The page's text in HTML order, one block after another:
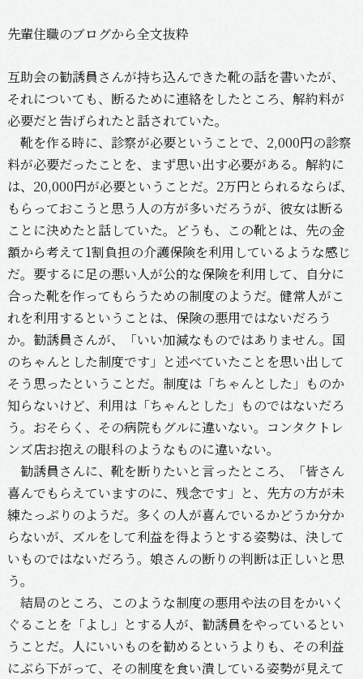
先輩住職のブログから全文抜粋
互助会の勧誘員さんが持ち込んできた靴の話を書いたが、
それについても、断るために連絡をしたところ、解約料が
必要だと告げられたと話されていた。
靴を作る時に、診察が必要ということで、2,000円の診察
料が必要だったことを、まず思い出す必要がある。解約に
は、20,000円が必要ということだ。2万円とられるならば、
もらっておこうと思う人の方が多いだろうが、彼女は断る
ことに決めたと話していた。どうも、この靴とは、先の金
額から考えて1割負担の介護保険を利用しているような感じ
だ。要するに足の悪い人が公的な保険を利用して、自分に
合った靴を作ってもらうための制度のようだ。健常人がこ
れを利用するということは、保険の悪用ではないだろう
か。勧誘員さんが、「いい加減なものではありません。国
のちゃんとした制度です」と述べていたことを思い出して
そう思ったということだ。制度は「ちゃんとした」ものか
知らないけど、利用は「ちゃんとした」ものではないだろ
う。おそらく、その病院もグルに違いない。コンタクトレ
ンズ店お抱えの眼科のようなものに違いない。
勧誘員さんに、靴を断りたいと言ったところ、「皆さん
喜んでもらえていますのに、残念です」と、先方の方が未
練たっぷりのようだ。多くの人が喜んでいるかどうか分か
らないが、ズルをして利益を得ようとする姿勢は、決して
いものではないだろう。娘さんの断りの判断は正しいと思
う。
結局のところ、このような制度の悪用や法の目をかいく
ぐることを「よし」とする人が、勧誘員をやっているとい
うことだ。人にいいものを勧めるというよりも、その利益
にぶら下がって、その制度を食い潰している姿勢が見えて